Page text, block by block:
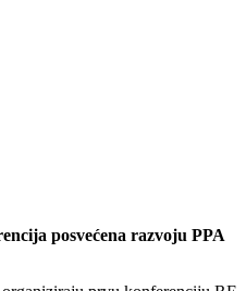
posvećena razvoju PPA